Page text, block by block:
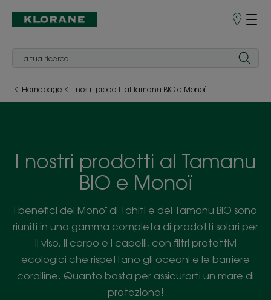
Punti
Homepage I nostri prodotti al Tamanu BIO e Monoï
I nostri prodotti al Tamanu
BIO e Monoï
I benefici del Monoï di Tahiti e del Tamanu BIO sono
riuniti in una gamma completa di prodotti solari per
il viso, il corpo e i capelli, con filtri protettivi
ecologici che rispettano gli oceani e le barriere
coralline. Quanto basta per assicurarti un mare di
protezione!